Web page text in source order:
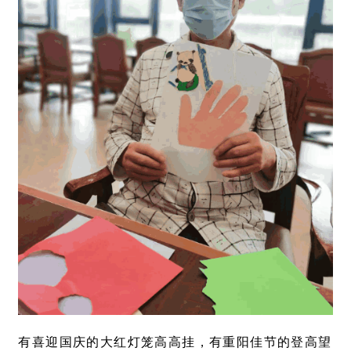
有喜迎国庆的大红灯笼高高挂，有重阳佳节的登高望